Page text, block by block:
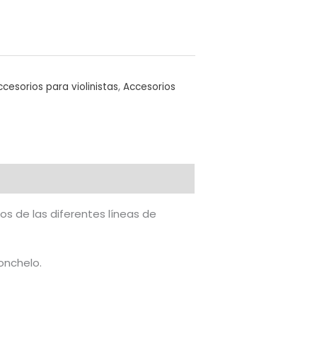
para violinistas, Accesorios
de las diferentes líneas de